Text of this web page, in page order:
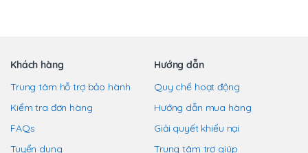
Khách hàng
Trung tâm hỗ trợ bảo hành
Kiểm tra đơn hàng
FAQs
Tuyển dụng
Hướng dẫn
Quy chế hoạt động
Hướng dẫn mua hàng
Giải quyết khiếu nại
Trung tâm trợ giúp